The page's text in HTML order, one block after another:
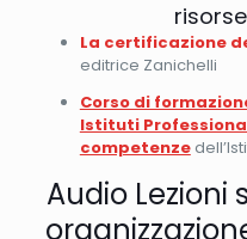
La certificazione
editrice Zanichelli
Corso di
Istituti
competenze
Audio Lezioni